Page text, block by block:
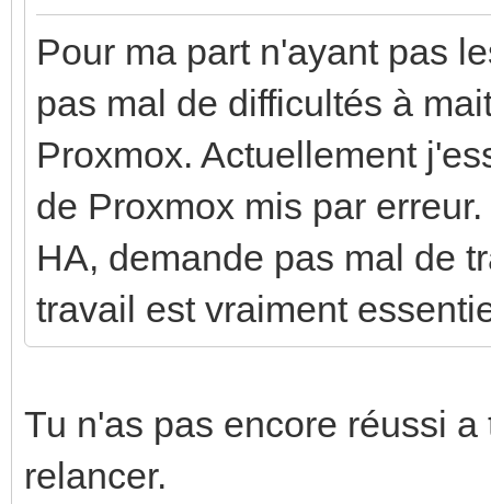
Pour ma part n'ayant pas
pas mal de difficultés à
Proxmox. Actuellement
de Proxmox mis par
HA, demande pas mal de
travail est vraiment
Tu n'as pas encore réussi
relancer.